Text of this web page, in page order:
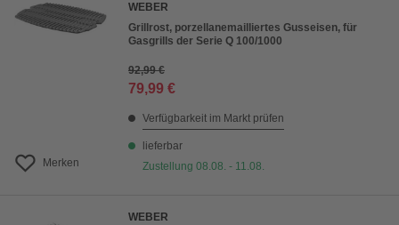
Merken
WEBER
Grillrost, porzellanemailliertes Gusseisen, für
Gasgrills der Serie Q 100/1000
92,99 €
79,99 €
Verfügbarkeit im Markt prüfen
lieferbar
Zustellung 08.08. - 11.08.
WEBER